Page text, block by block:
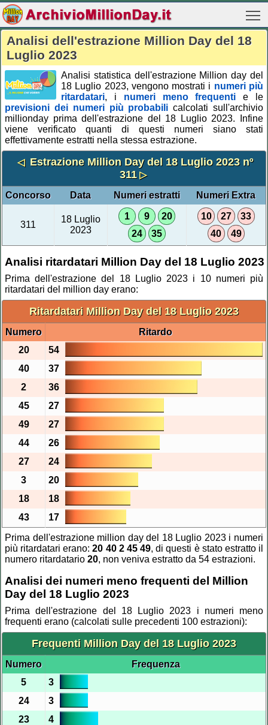
Analisi dell'estrazione Million Day del 18
Luglio 2023
Analisi statistica dell'estrazione Million day del
18 Luglio 2023, vengono mostrati i numeri più
ritardatari, i numeri meno frequenti e le
previsioni dei numeri più probabili calcolati sull'archivio
millionday prima dell'estrazione del 18 Luglio 2023. Infine
viene verificato quanti di questi numeri siano stati
effettivamente estratti nella stessa estrazione.
◁ Estrazione Million Day del 18 Luglio 2023 nº
311▷
Concorso
Data Numeri estratti Numeri Extra
311
18 Luglio
2023
1 9
20
24
35
10 27
33
40
49
Analisi ritardatari Million Day del 18 Luglio 2023
Prima dell'estrazione del 18 Luglio 2023 i 10 numeri più
ritardatari del million day erano:
Ritardatari Million Day del 18 Luglio 2023
Numero
Ritardo
20
54
40
37
2
36
45
27
49
27
44
26
27
24
3
20
18
18
43
17
Prima dell'estrazione million day del 18 Luglio 2023 i numeri
più ritardatari erano:20 40 2 45 49, di questi è stato estratto il
numero ritardatario 20, non veniva estratto da 54 estrazioni.
Analisi dei numeri meno frequenti del Million
Day del 18 Luglio 2023
Prima dell'estrazione del 18 Luglio 2023 i numeri meno
frequenti erano (calcolati sulle precedenti 100 estrazioni):
Frequenti Million Day del 18 Luglio 2023
Numero
Frequenza
5
3
24
3
23
4